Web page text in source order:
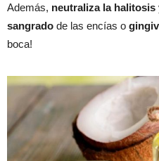
Además, neutraliza la halitosis
sangrado de las encías o
boca!